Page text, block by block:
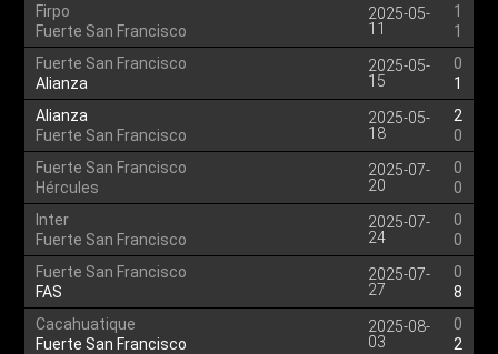
Firpo
Fuerte San Francisco
2025-05-
11
1
1
Fuerte San Francisco
Alianza
2025-05-
15
0
1
Alianza
Fuerte San Francisco
2025-05-
18
2
0
Fuerte San Francisco
Hércules
2025-07-
20
0
0
Inter
Fuerte San Francisco
2025-07-
24
0
0
Fuerte San Francisco
FAS
2025-07-
27
0
8
Cacahuatique
Fuerte San Francisco
2025-08-
03
0
2